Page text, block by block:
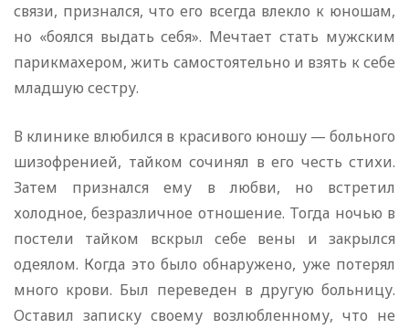
связи, признался, что его всегда влекло к юношам,
но «боялся выдать себя». Мечтает стать мужским
парикмахером, жить самостоятельно и взять к себе
младшую сестру.
В клинике влюбился в красивого юношу — больного
шизофренией, тайком сочинял в его честь стихи.
Затем признался ему в любви, но встретил
холодное, безразличное отношение. Тогда ночью в
постели тайком вскрыл себе вены и закрылся
одеялом. Когда это было обнаружено, уже потерял
много крови. Был переведен в другую больницу.
Оставил записку своему возлюбленному, что не